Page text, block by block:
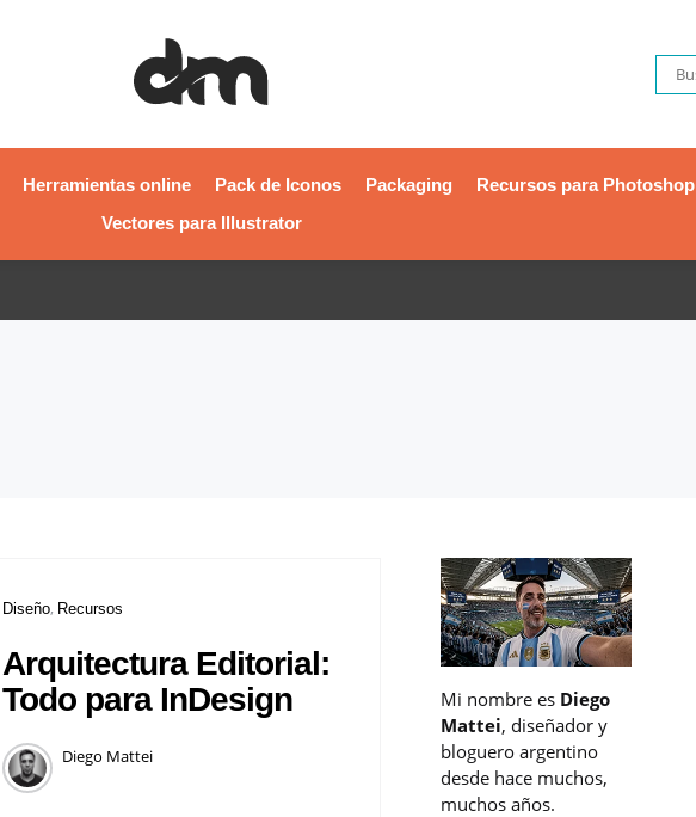
Herramientas online Pack de Iconos Packaging Recursos para Photoshop
Vectores para Illustrator
Diseño Recursos
Arquitectura Editorial:
Todo para InDesign
Diego Mattei
Mi nombre es Diego
Mattei, diseñador y
bloguero argentino
desde hace muchos,
muchos años.